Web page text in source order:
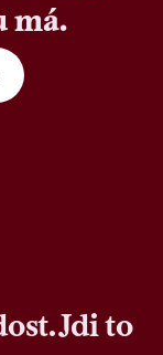
má.
Jdi to